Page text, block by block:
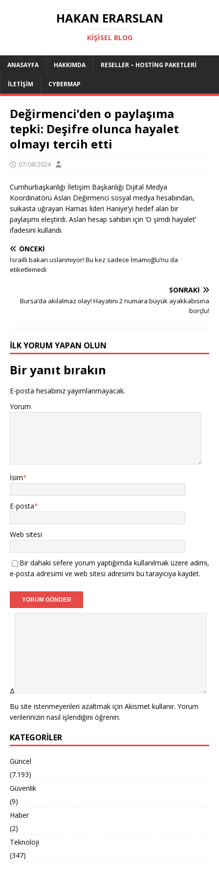
HAKAN ERARSLAN
KIŞISEL BLOG
ANASAYFA HAKKIMDA RESELLER – HOSTING PAKETLERI
İLETIŞIM CYBERMAP
Değirmenci’den o paylaşıma
tepki: Deşifre olunca hayalet
olmayı tercih etti
07/08/2024
Cumhurbaşkanlığı İletişim Başkanlığı Dijital Medya
Koordinatörü Aslan Değirmenci sosyal medya hesabından,
suikasta uğrayan Hamas lideri Haniye’yi hedef alan bir
paylaşımı eleştirdi. Aslan hesap sahibin için ‘O şimdi hayalet’
ifadesini kullandı.
ÖNCEKI
İsrailli bakan uslanmıyor! Bu kez sadece İmamoğlu’nu da
etiketlemedi
SONRAKI
Bursa’da akılalmaz olay! Hayatını 2 numara büyük ayakkabısına
borçlu!
İLK YORUM YAPAN OLUN
Bir yanıt bırakın
E-posta hesabınız yayımlanmayacak.
Yorum
İsim*
E-posta*
Web sitesi
Bir dahaki sefere yorum yaptığımda kullanılmak üzere adımı,
e-posta adresimi ve web sitesi adresimi bu tarayıcıya kaydet.
Δ
Bu site istenmeyenleri azaltmak için Akismet kullanır. Yorum
verilerinizin nasıl işlendiğini öğrenin.
KATEGORILER
Güncel
(7.193)
Güvenlik
(9)
Haber
(2)
Teknoloji
(347)